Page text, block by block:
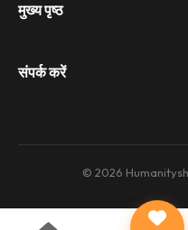
मुख्य पृष्ठ
संपर्क करें
© 2026